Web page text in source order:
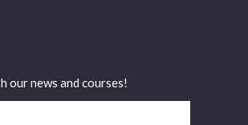
our news and courses!